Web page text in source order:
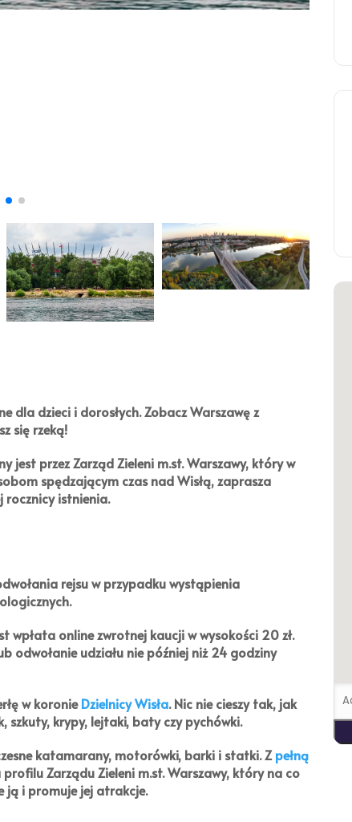
dla dzieci i dorosłych. Zobacz Warszawę z
się rzeką!
jest przezZarząd Zieleni m.st. Warszawy, który w
spędzającym czas nad Wisłą, zaprasza
rocznicy istnienia.
rejsu w przypadku wystąpienia
wpłata online zwrotnej kaucji w wysokości 20 zł.
odwołanie udziału nie później niż 24 godziny
w koronieDzielnicy Wisła. Nic nie cieszy tak, jak
szkuty, krypy, lejtaki, baty czy pychówki.
katamarany, motorówki, barki i statki. Zpełną
Zarządu Zieleni m.st. Warszawy, który na co
ją i promuje jej atrakcje.